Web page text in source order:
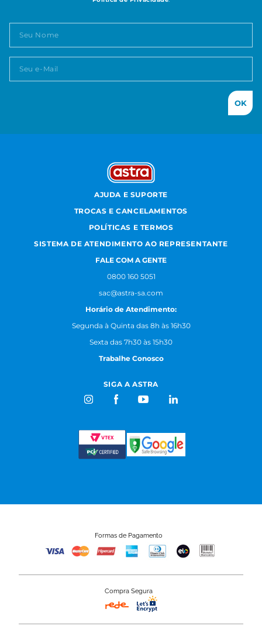
OK
AJUDA E SUPORTE
TROCAS E CANCELAMENTOS
POLÍTICAS E TERMOS
SISTEMA DE ATENDIMENTO AO REPRESENTANTE
FALE COM A GENTE
0800 160 5051
sac@astra-sa.com
Horário de Atendimento:
Segunda à Quinta das 8h às 16h30
Sexta das 7h30 às 15h30
Trabalhe Conosco
SIGA A ASTRA
Formas de Pagamento
Compra Segura